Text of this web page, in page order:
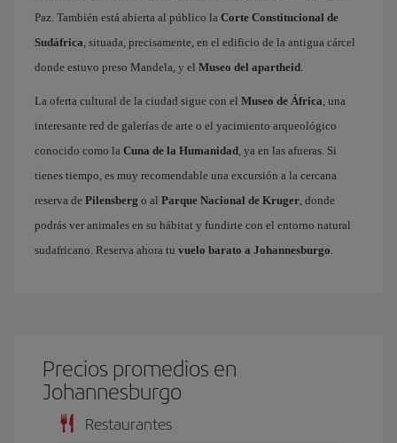
Paz. También está abierta al público la Corte Constitucional de
Sudáfrica, situada, precisamente, en el edificio de la antigua cárcel
donde estuvo preso Mandela, y el Museo del apartheid.
La oferta cultural de la ciudad sigue con el Museo de África, una
interesante red de galerías de arte o el yacimiento arqueológico
conocido como la Cuna de la Humanidad, ya en las afueras. Si
tienes tiempo, es muy recomendable una excursión a la cercana
reserva de Pilensberg o al Parque Nacional de Kruger, donde
podrás ver animales en su hábitat y fundirte con el entorno natural
sudafricano. Reserva ahora tu vuelo barato a Johannesburgo.
Precios promedios en
Johannesburgo
Restaurantes